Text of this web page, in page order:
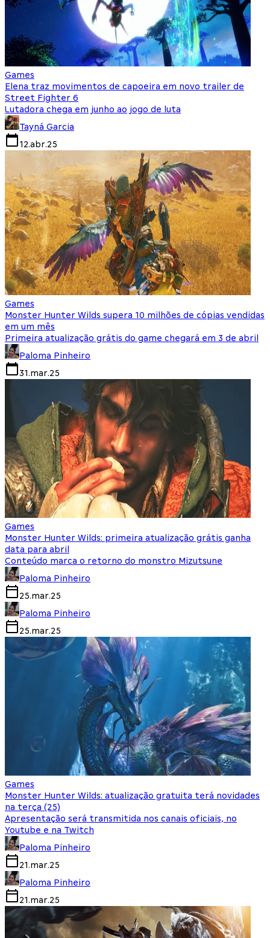
Games
Elena traz movimentos de capoeira em novo trailer de
Street Fighter 6
Lutadora chega em junho ao jogo de luta
Tayná Garcia
12.abr.25
Games
Monster Hunter Wilds supera 10 milhões de cópias vendidas
em um mês
Primeira atualização grátis do game chegará em 3 de abril
Paloma Pinheiro
31.mar.25
Games
Monster Hunter Wilds: primeira atualização grátis ganha
data para abril
Conteúdo marca o retorno do monstro Mizutsune
Paloma Pinheiro
25.mar.25
Paloma Pinheiro
25.mar.25
Games
Monster Hunter Wilds: atualização gratuita terá novidades
na terça (25)
Apresentação será transmitida nos canais oficiais, no
Youtube e na Twitch
Paloma Pinheiro
21.mar.25
Paloma Pinheiro
21.mar.25